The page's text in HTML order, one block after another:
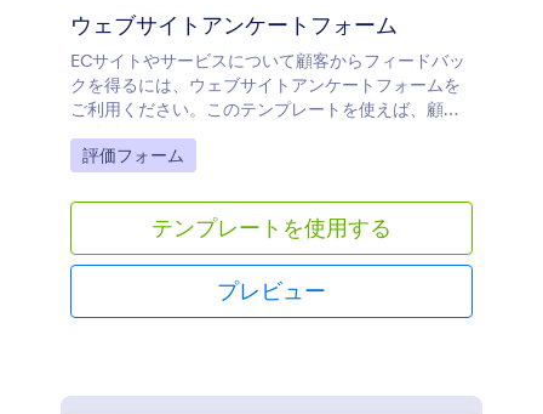
ウェブサイトアンケートフォーム
ECサイトやサービスについて顧客からフィードバッ
クを得るには、ウェブサイトアンケートフォームを
ご利用ください。このテンプレートを使えば、顧客
は簡単にあなたのサービスについてフィードバック
をしたり、評価や提案をすることができます。表や
やアプリを組み込んだりして、このテンプレートを
ベースに独自のフォームを作成してください。
Go to Category:
評価フォーム
テンプレートを使用する
プレビュー